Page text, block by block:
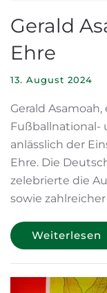
Gerald
Ehre
13. August 2024
Gerald
Fußballnational-
anlässlich der
Ehre. Die
zelebrierte die
sowie
Weiterlesen